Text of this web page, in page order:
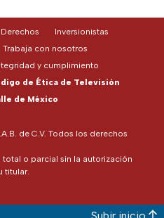
de C.V. Todos los derechos
o parcial sin la autorización
titular.
Derechos
Inversionistas
Trabaja con nosotros
y cumplimiento
de Ética de Televisión
de México